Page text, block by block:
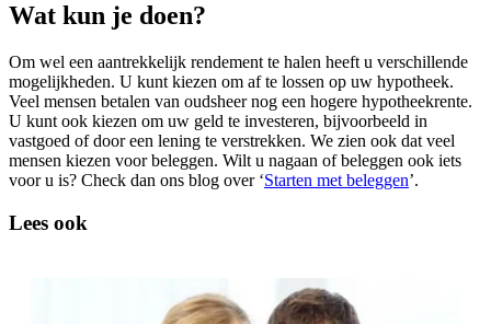
Wat kun je doen?
Om wel een aantrekkelijk rendement te halen heeft u verschillende
mogelijkheden. U kunt kiezen om af te lossen op uw hypotheek.
Veel mensen betalen van oudsheer nog een hogere hypotheekrente.
U kunt ook kiezen om uw geld te investeren, bijvoorbeeld in
vastgoed of door een lening te verstrekken. We zien ook dat veel
mensen kiezen voor beleggen. Wilt u nagaan of beleggen ook iets
voor u is? Check dan ons blog over ‘Starten met beleggen’.
Lees ook